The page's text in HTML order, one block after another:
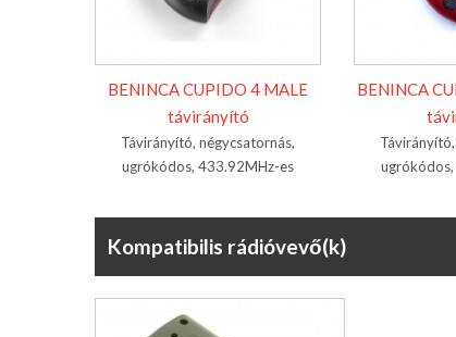
BENINCA CUPIDO 4 MALE
távirányító
Távirányító, négycsatornás,
ugrókódos, 433.92MHz-es
BENINCA
Kompatibilis rádióvevő(k)